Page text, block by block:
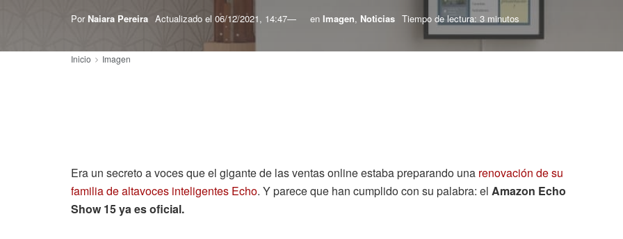
Por Naiara Pereira Actualizado el 06/12/2021, 14:47 en Imagen, Noticias Tiempo de lectura: 3 minutos
Inicio Imagen
Era un secreto a voces que el gigante de las ventas online estaba preparando una renovación de su
familia de altavoces inteligentes Echo. Y parece que han cumplido con su palabra: el Amazon Echo
Show 15 ya es oficial.